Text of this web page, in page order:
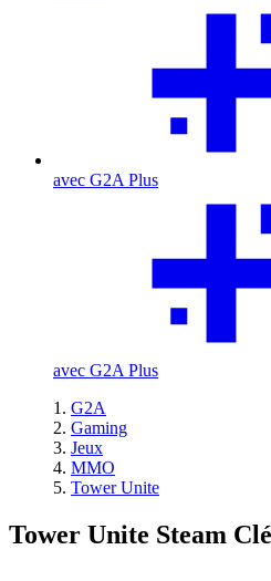
avec G2A Plus
avec G2A Plus
G2A
Gaming
Jeux
MMO
Tower Unite
Tower Unite Steam